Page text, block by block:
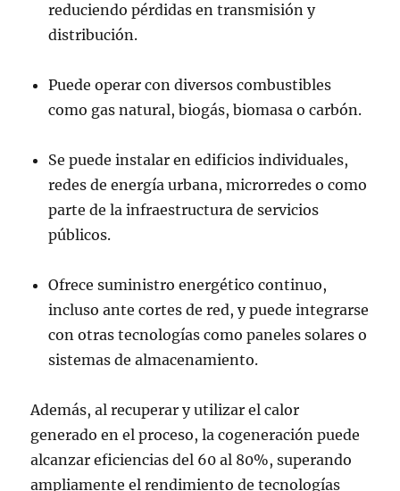
reduciendo pérdidas en transmisión y
distribución.
Puede operar con diversos combustibles
como gas natural, biogás, biomasa o carbón.
Se puede instalar en edificios individuales,
redes de energía urbana, microrredes o como
parte de la infraestructura de servicios
públicos.
Ofrece suministro energético continuo,
incluso ante cortes de red, y puede integrarse
con otras tecnologías como paneles solares o
sistemas de almacenamiento.
Además, al recuperar y utilizar el calor
generado en el proceso, la cogeneración puede
alcanzar eficiencias del 60 al 80%, superando
ampliamente el rendimiento de tecnologías